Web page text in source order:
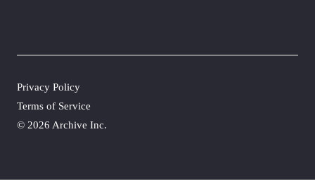
© 2026 Archive Inc.
Privacy Policy
Terms of Service